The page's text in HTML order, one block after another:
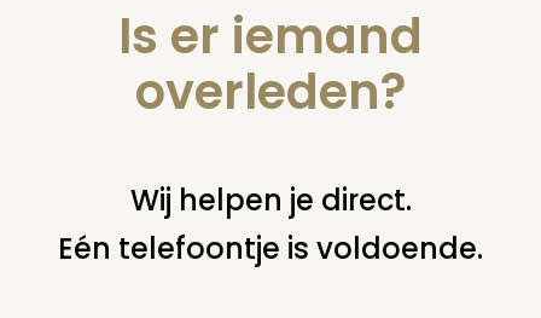
Landelijke uitvaartonderneming
U bent hier: home verzekeringen overige financiering uit
gevonden levensverzekering.
Is er iemand
overleden?
Wij helpen je direct.
Eén telefoontje is voldoende.